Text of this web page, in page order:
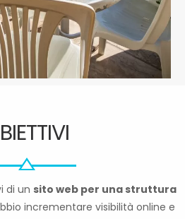
di un sito web per una struttura
incrementare visibilità online e